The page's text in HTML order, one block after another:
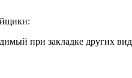
при закладке других